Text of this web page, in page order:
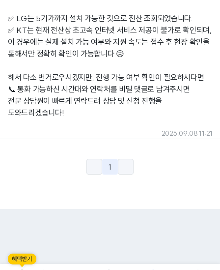
✅ LG는 5기가까지 설치 가능한 것으로 전산 조회되었습니다.
✅ KT는 현재 전산상 초고속 인터넷 서비스 제공이 불가로 확인되며,
이 경우에는 실제 설치 가능 여부와 지원 속도는 접수 후 현장 확인을
통해서만 정확히 확인이 가능합니다 😥
해서 다소 번거로우시겠지만, 진행 가능 여부 확인이 필요하시다면
📞 통화 가능하신 시간대와 연락처를 비밀 댓글로 남겨주시면
전문 상담원이 빠르게 연락드려 상담 및 신청 진행을
도와드리겠습니다!
2025.09.08 11:21
1